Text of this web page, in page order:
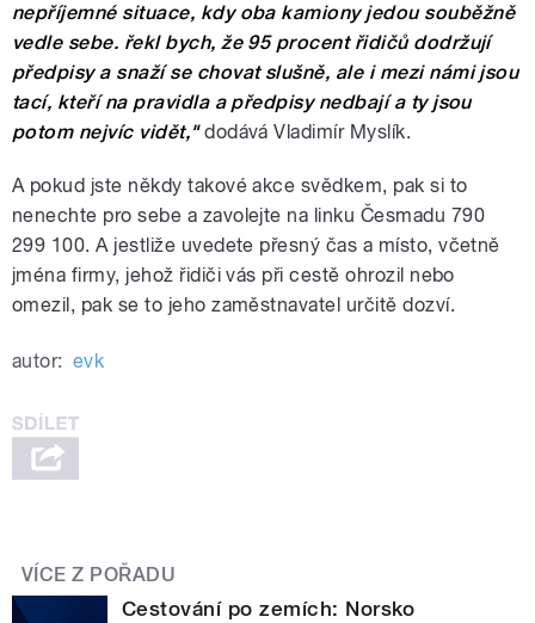
nepříjemné situace, kdy oba kamiony jedou souběžně
vedle sebe. řekl bych, že 95 procent řidičů dodržují
předpisy a snaží se chovat slušně, ale i mezi námi jsou
tací, kteří na pravidla a předpisy nedbají a ty jsou
potom nejvíc vidět,"dodává Vladimír Myslík.
A pokud jste někdy takové akce svědkem, pak si to
nenechte pro sebe a zavolejte na linku Česmadu 790
299 100. A jestliže uvedete přesný čas a místo, včetně
jména firmy, jehož řidiči vás při cestě ohrozil nebo
omezil, pak se to jeho zaměstnavatel určitě dozví.
autor: evk
VÍCE Z POŘADU
Cestování po zemích: Norsko